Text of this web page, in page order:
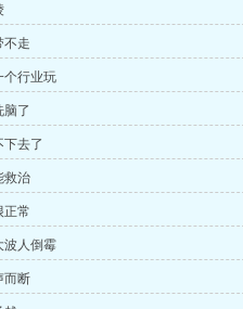
不走
个行业玩
脑了
下去了
救治
正常
波人倒霉
而断